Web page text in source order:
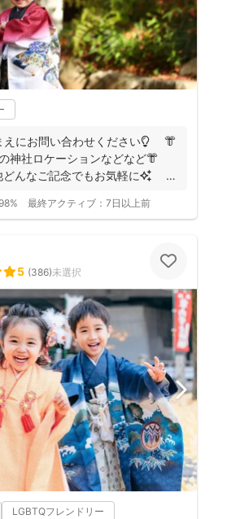
お問い合わせください💡 👘
神社ロケーションなどなど👘
なご記念でもお気軽に✨
98% 最終アクティブ： 7日以上前
5 (386)未選択
LGBTQフレンドリー